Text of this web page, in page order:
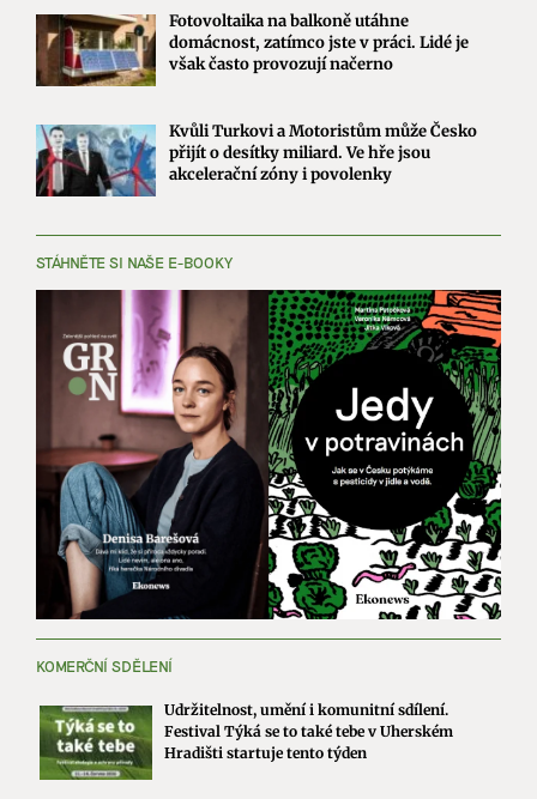
Fotovoltaika na balkoně utáhne
domácnost, zatímco jste v práci. Lidé je
však často provozují načerno
Kvůli Turkovi a Motoristům může Česko
přijít o desítky miliard. Ve hře jsou
akcelerační zóny i povolenky
STÁHNĚTE SI NAŠE E-BOOKY
KOMERČNÍ SDĚLENÍ
Udržitelnost, umění i komunitní sdílení.
Festival Týká se to také tebe v Uherském
Hradišti startuje tento týden